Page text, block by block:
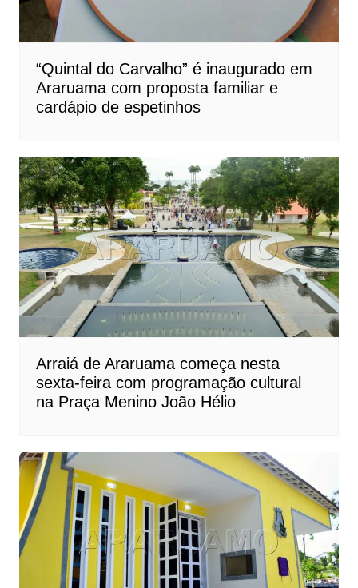
“Quintal do Carvalho” é inaugurado em
Araruama com proposta familiar e
cardápio de espetinhos
Arraiá de Araruama começa nesta
sexta-feira com programação cultural
na Praça Menino João Hélio